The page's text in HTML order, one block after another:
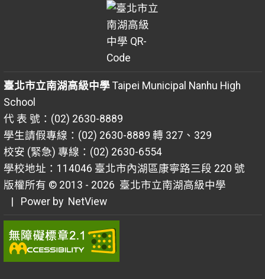
臺北市立南湖高級中學Taipei Municipal Nanhu High
School
代 表 號：(02) 2630-8889
學生請假專線：(02) 2630-8889 轉 327、329
校安 (緊急) 專線：(02) 2630-6554
學校地址：114046 臺北市內湖區康寧路三段 220 號
版權所有 © 2013 - 2026 臺北市立南湖高級中學
| Power by NetView